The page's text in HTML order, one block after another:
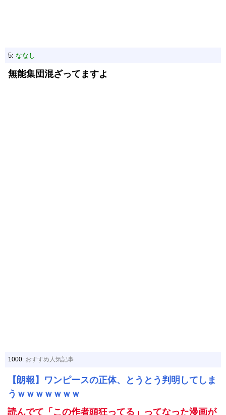
5: ななし
無能集団混ざってますよ
1000: おすすめ人気記事
【朗報】ワンピースの正体、とうとう判明してしま
うｗｗｗｗｗｗｗ
読んでて「この作者頭狂ってる」ってなった漫画が